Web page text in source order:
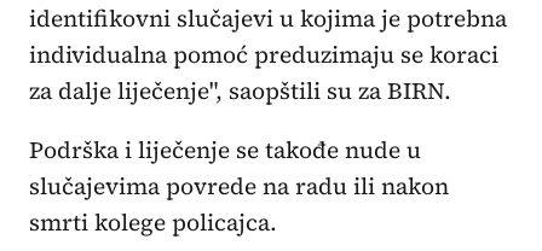
identifikovni slučajevi u kojima je potrebna
individualna pomoć preduzimaju se koraci
za dalje liječenje", saopštili su za BIRN.
Podrška i liječenje se takođe nude u
slučajevima povrede na radu ili nakon
smrti kolege policajca.